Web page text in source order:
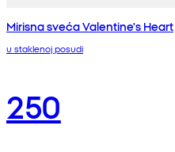
Mirisna sveća Valentine's Heart
u staklenoj posudi
250